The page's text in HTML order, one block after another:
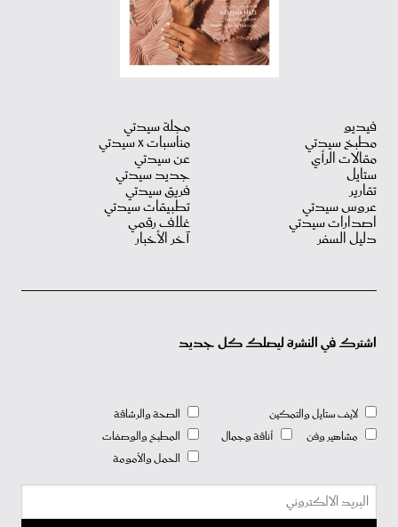
فيديو
مطبخ سيدتي
مقالات الرأي
ستايل
تقارير
عروس سيدتي
اصدارات سيدتي
دليل السفر
مجلة سيدتي
مناسبات X سيدتي
عن سيدتي
جديد سيدتي
فريق سيدتي
تطبيقات سيدتي
غلاف رقمي
آخر الأخبار
اشترك في النشرة ليصلك كل جديد
لايف ستايل والتمكين
مشاهير وفن
أناقة وجمال
الصحة والرشاقة
المطبخ والوصفات
الحمل والأمومة